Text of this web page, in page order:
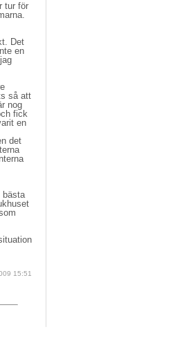
tur för
Det
en
så att
nog
fick
en
det
bästa
15:51